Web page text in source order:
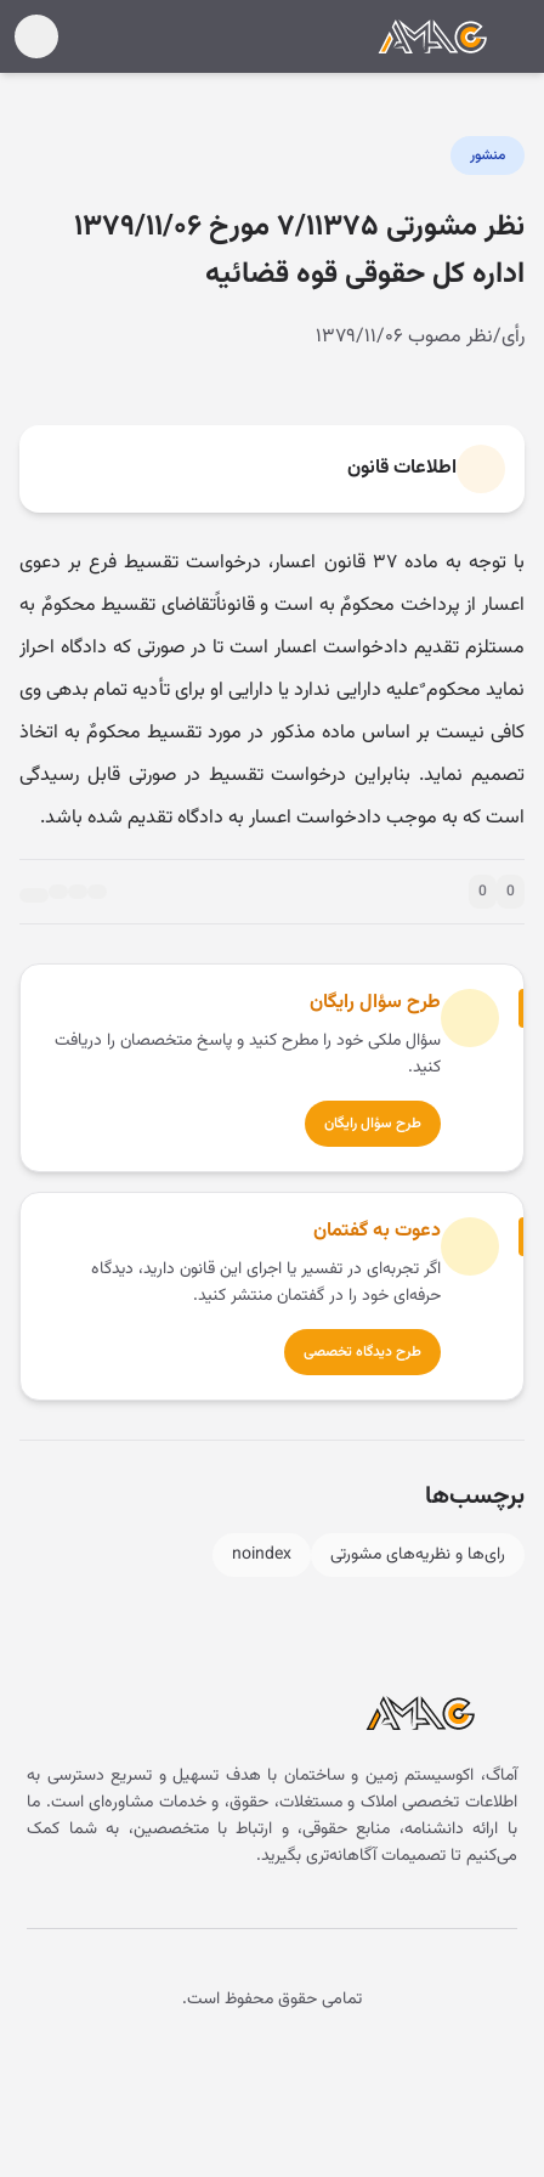
منشور
نظر مشورتی ۷/۱۱۳۷۵ مورخ ۱۳۷۹/۱۱/۰۶
اداره کل حقوقی قوه قضائیه
رأی/نظر مصوب ۱۳۷۹/۱۱/۰۶
اطلاعات قانون
با توجه به ماده ۳۷ قانون اعسار، درخواست تقسیط فرع بر دعوی
اعسار از پرداخت محکومٌ به است و قانوناًتقاضای تقسیط محکومٌ به
مستلزم تقدیم دادخواست اعسار است تا در صورتی که دادگاه احراز
نماید محکوم ٌعلیه دارایی ندارد یا دارایی او برای تأدیه تمام بدهی وی
کافی نیست بر اساس ماده مذکور در مورد تقسیط محکومٌ به اتخاذ
تصمیم نماید. بنابراین درخواست تقسیط در صورتی قابل رسیدگی
است که به موجب دادخواست اعسار به دادگاه تقدیم شده باشد.
0
0
طرح سؤال رایگان
سؤال ملکی خود را مطرح کنید و پاسخ متخصصان را دریافت
کنید.
طرح سؤال رایگان
دعوت به گفتمان
اگر تجربه‌ای در تفسیر یا اجرای این قانون دارید، دیدگاه
حرفه‌ای خود را در گفتمان منتشر کنید.
طرح دیدگاه تخصصی
برچسب‌ها
رای‌ها و نظریه‌های مشورتی noindex
آماگ، اکوسیستم زمین و ساختمان با هدف تسهیل و تسریع دسترسی به
اطلاعات تخصصی املاک و مستغلات، حقوق، و خدمات مشاوره‌ای است. ما
با ارائه دانشنامه، منابع حقوقی، و ارتباط با متخصصین، به شما کمک
می‌کنیم تا تصمیمات آگاهانه‌تری بگیرید.
تمامی حقوق محفوظ است.